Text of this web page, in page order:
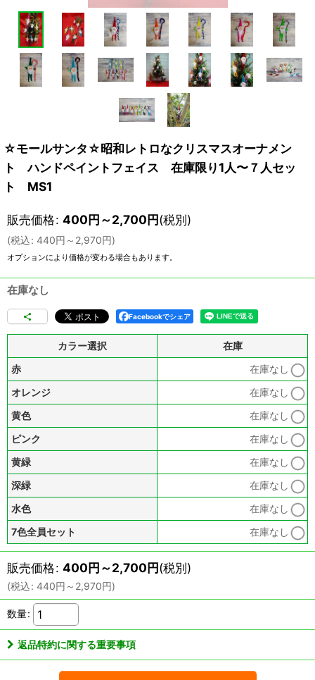
☆モールサンタ☆昭和レトロなクリスマスオーナメン
ト ハンドペイントフェイス 在庫限り1人〜７人セッ
ト MS1
販売価格: 400円～2,700円(税別)
(税込: 440円 ～2,970円)
オプションにより価格が変わる場合もあります。
在庫なし
Facebookでシェア
カラー選択
在庫
赤
在庫なし
オレンジ
在庫なし
黄色
在庫なし
ピンク
在庫なし
黄緑
在庫なし
深緑
在庫なし
水色
在庫なし
7色全員セット
在庫なし
販売価格: 400円～2,700円(税別)
(税込: 440円 ～2,970円)
数量:
返品特約に関する重要事項